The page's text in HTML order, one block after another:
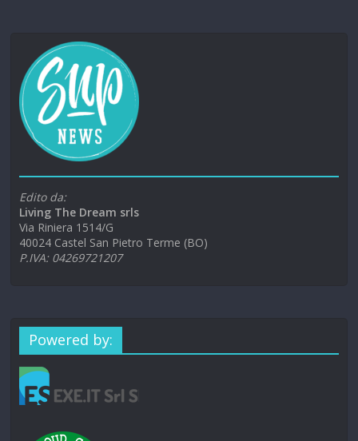
Edito da:
Living The Dream srls
Via Riniera 1514/G
40024 Castel San Pietro Terme (BO)
P.IVA: 04269721207
Powered by: